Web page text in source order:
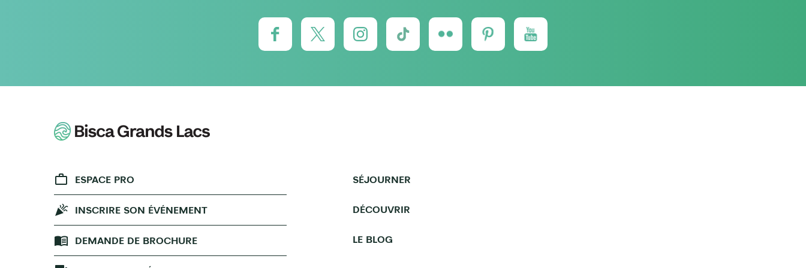
ESPACE PRO
INSCRIRE SON ÉVÉNEMENT
DEMANDE DE BROCHURE
SÉJOURNER
DÉCOUVRIR
LE BLOG